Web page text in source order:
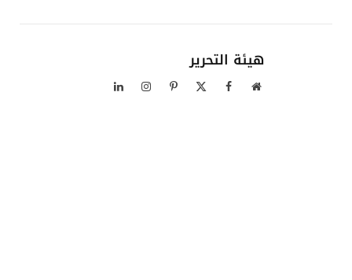
هيئة التحرير
موقع فيسبوك بينتيريستالانستغراملينكدإن